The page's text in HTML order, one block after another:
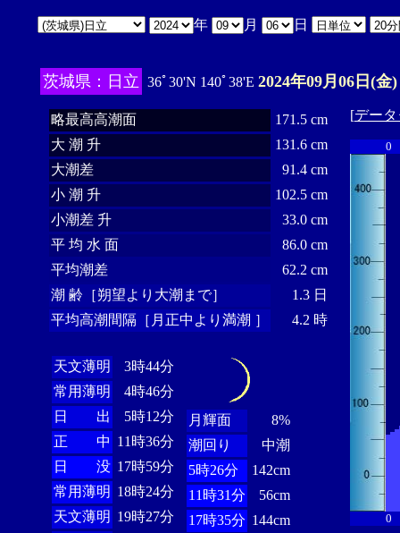
年 月 日
茨城県：日立 36ﾟ30'N 140ﾟ38'E 2024年09月06日(金)
略最高高潮面
171.5 cm
大 潮 升
131.6 cm
大潮差
91.4 cm
小 潮 升
102.5 cm
小潮差 升
33.0 cm
平 均 水 面
86.0 cm
平均潮差
62.2 cm
潮 齢［朔望より大潮まで］
1.3 日
平均高潮間隔［月正中より満潮 ］
4.2 時
天文薄明
3時44分
常用薄明
4時46分
日 出
5時12分
正 中 11時36分
日 没 17時59分
常用薄明 18時24分
天文薄明 19時27分
月輝面
8%
潮回り
中潮
5時26分
142cm
11時31分
56cm
17時35分 144cm
[デー
0
0